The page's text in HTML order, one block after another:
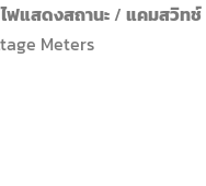
ไฟแสดงสถานะ / แคมสวิทช์
Meters